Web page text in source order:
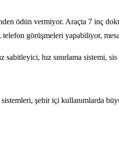
ödün vermiyor. Araçta 7 inç
görüşmeleri yapabiliyor,
hız sınırlama sistemi,
şehir içi kullanımlarda